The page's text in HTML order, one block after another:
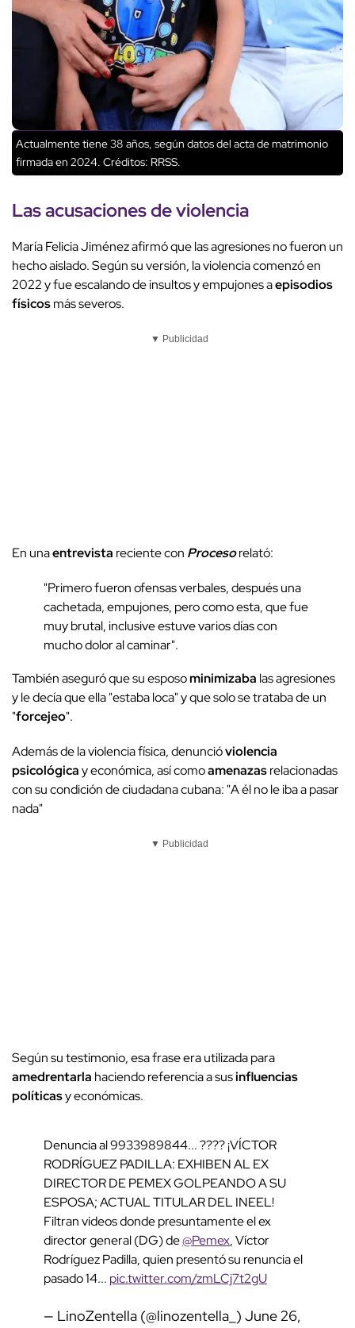
Actualmente tiene 38 años, según datos del acta de matrimonio
firmada en 2024. Créditos: RRSS.
Lasacusacionesde violencia
María Felicia Jiménez afirmó que las agresiones no fueron un
hecho aislado. Según su versión, la violencia comenzó en
2022 y fue escalando de insultos y empujones aepisodios
físicosmás severos.
▼ Publicidad
En unaentrevista reciente con Procesorelató:
"Primero fueron ofensas verbales, después una
cachetada, empujones, pero como esta, que fue
muy brutal, inclusive estuve varios días con
mucho dolor al caminar".
También aseguró que su esposominimizaba las agresiones
y le decía que ella "estaba loca" y que solo se trataba de un
"forcejeo".
Además de la violencia física, denuncióviolencia
psicológicay económica, así comoamenazasrelacionadas
con su condición de ciudadana cubana: "A él no le iba a pasar
nada"
▼ Publicidad
Según su testimonio, esa frase era utilizada para
amedrentarla haciendo referencia a susinfluencias
políticasy económicas.
Denuncia al 9933989844... ???? ¡VÍCTOR
RODRÍGUEZ PADILLA: EXHIBEN AL EX
DIRECTOR DE PEMEX GOLPEANDO A SU
ESPOSA; ACTUAL TITULAR DEL INEEL!
Filtran videos donde presuntamente el ex
director general (DG) de@Pemex, Víctor
Rodríguez Padilla, quien presentó su renuncia el
pasado 14... pic.twitter.com/zmLCj7t2gU
— LinoZentella (@linozentella_) June 26,